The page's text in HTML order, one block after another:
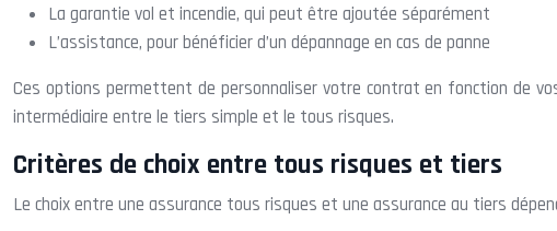
La garantie vol et incendie, qui peut être ajoutée séparément
L’assistance, pour bénéficier d’un dépannage en cas de panne
Ces options permettent de personnaliser votre contrat en fonction de
intermédiaire entre le tiers simple et le tous risques.
Critères de choix entre tous risques et tiers
Le choix entre une assurance tous risques et une assurance au tiers